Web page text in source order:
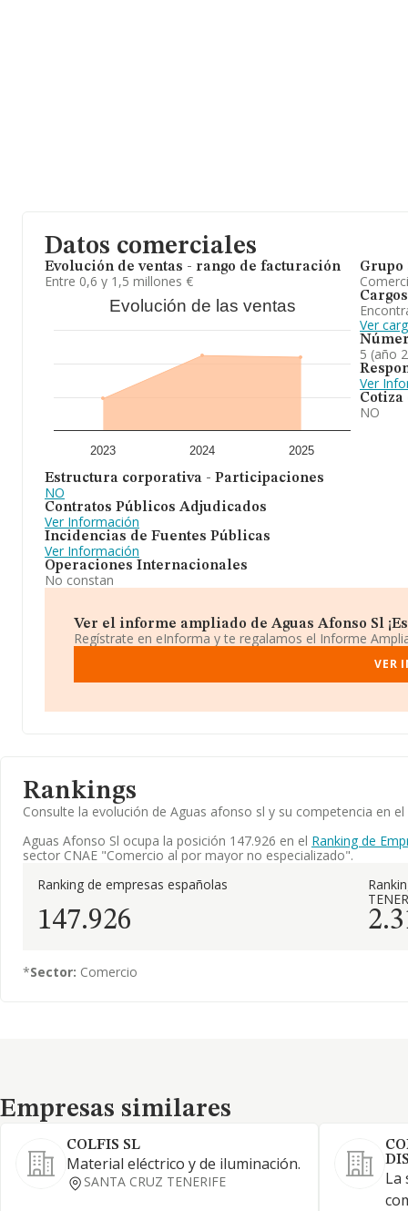
Datos comerciales
Evolución de ventas - rango de facturación
Entre 0,6 y 1,5 millones €
Evolución de las ventas
2023 2024 2025
Estructura corporativa - Participaciones
NO
Contratos Públicos Adjudicados
Ver Información
Incidencias de Fuentes Públicas
Ver Información
Operaciones Internacionales
No constan
Grupo
Cargos
Ver
5 (año
Ver
Cotiza
NO
Ver el informe ampliado de Aguas Afonso Sl
Regístrate en eInforma y te regalamos el Informe
VER
Rankings
Consulte la evolución de Aguas afonso sl y su competencia en
Aguas Afonso Sl ocupa la posición 147.926 en el Ranking de
sector CNAE "Comercio al por mayor no especializado".
Ranking de empresas españolas
147.926
*Sector: Comercio
Empresas similares
Empresas similares
COLFIS SL
Material eléctrico y de iluminación.
SANTA CRUZ TENERIFE
La